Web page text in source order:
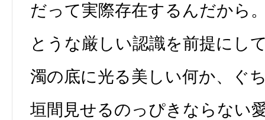
だって実際存在するんだから
とうな厳しい認識を前提にし
濁の底に光る美しい何か、ぐ
垣間見せるのっぴきならない